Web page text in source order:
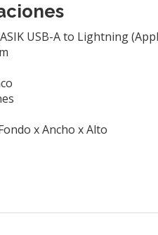
USB-A to Lightning
x Ancho x Alto